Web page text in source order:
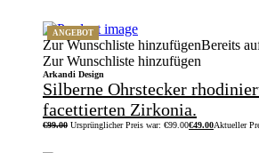
ANGEBOT
Zur Wunschliste hinzufügenBereits
Zur Wunschliste hinzufügen
Arkandi Design
Silberne Ohrstecker
facettierten Zirkonia.
€99.00 Ursprünglicher Preis war: €99.00€49.00Aktueller